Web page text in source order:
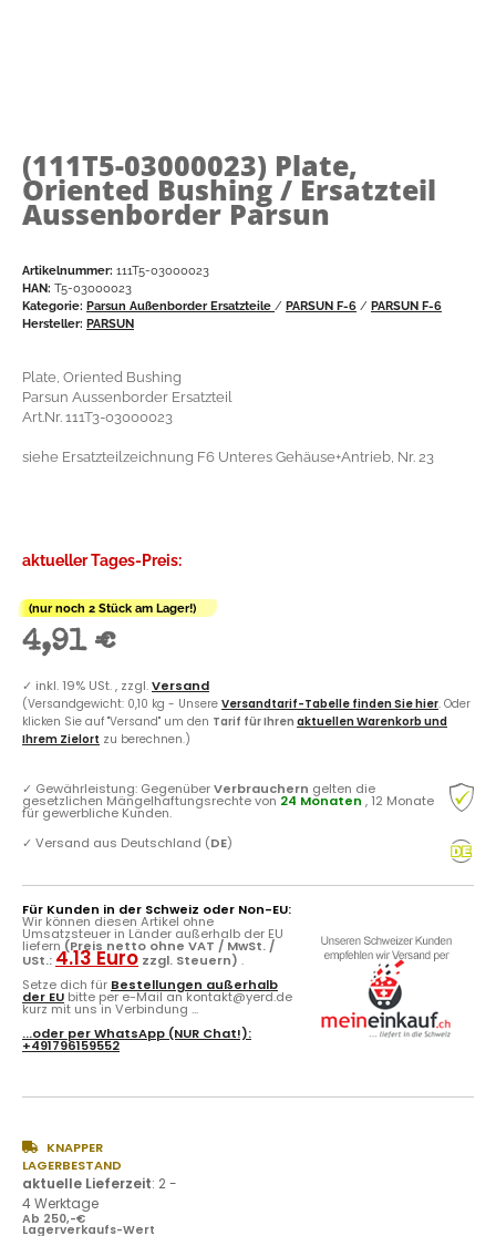
(111T5-03000023) Plate,
Oriented Bushing / Ersatzteil
Aussenborder Parsun
Artikelnummer: 111T5-03000023
HAN: T5-03000023
Kategorie: Parsun Außenborder Ersatzteile / PARSUN F-6 / PARSUN F-6
Hersteller: PARSUN
Plate, Oriented Bushing
Parsun Aussenborder Ersatzteil
Art.Nr. 111T3-03000023
siehe Ersatzteilzeichnung F6 Unteres Gehäuse+Antrieb, Nr. 23
aktueller Tages-Preis:
(nur noch 2 Stück am Lager!)
4,91 €
✓ inkl. 19% USt. , zzgl.Versand
(Versandgewicht: 0,10 kg - Unsere Versandtarif-Tabelle finden Sie hier. Oder
klicken Sie auf "Versand" um den Tarif für Ihren aktuellen Warenkorb und
Ihrem Zielort zu berechnen.)
✓ Gewährleistung: GegenüberVerbrauchern gelten die
gesetzlichen Mängelhaftungsrechte von 24 Monaten , 12 Monate
für gewerbliche Kunden.
✓ Versand aus Deutschland (DE)
Für Kunden in der Schweiz oder Non-EU:
Wir können diesen Artikel ohne
Umsatzsteuer in Länder außerhalb der EU
liefern (Preis netto ohne VAT / MwSt. /
USt.: 4.13 Euro zzgl. Steuern) .
Setze dich für Bestellungen außerhalb
der EU bitte per e-Mail an kontakt@yerd.de
kurz mit uns in Verbindung ...
...oder perWhatsApp (NUR Chat!):
+491796159552
KNAPPER
LAGERBESTAND
aktuelle Lieferzeit: 2 -
4 Werktage
Ab 250,-€
Lagerverkaufs-Wert